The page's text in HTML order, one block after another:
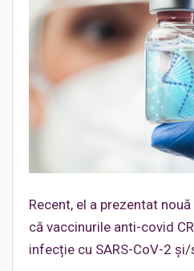
Recent, el a prezentat
că vaccinurile anti-covid
infecție cu SARS-CoV-2